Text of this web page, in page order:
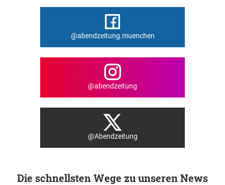
@abendzeitung.muenchen
@abendzeitung
@Abendzeitung
Die schnellsten Wege zu unseren News